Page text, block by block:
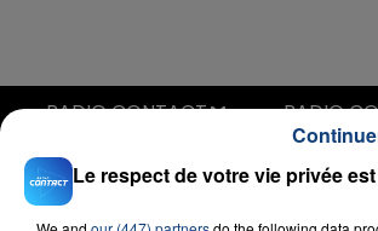
JASON DERULO
RADIO
Le respect de votre vie privée